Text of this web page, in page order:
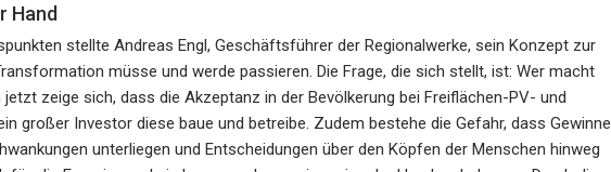
Hand
stellte Andreas Engl, Geschäftsführer der Regionalwerke, sein Konzept zur
müsse und werde passieren. Die Frage, die sich stellt, ist: Wer macht
jetzt zeige sich, dass die Akzeptanz in der Bevölkerung bei Freiflächen-PV- und
großer Investor diese baue und betreibe. Zudem bestehe die Gefahr, dass Gewinne
unterliegen und Entscheidungen über den Köpfen der Menschen hinweg